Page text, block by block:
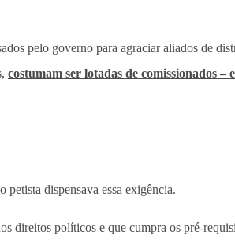
pelo governo para agraciar aliados de
costumam ser lotadas de comissionados –
dispensava essa exigência.
direitos políticos e que cumpra os pré-